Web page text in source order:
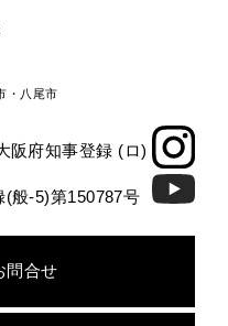
・八尾市
阪府知事登録 (ロ)
(般-5)第150787号
問合せ